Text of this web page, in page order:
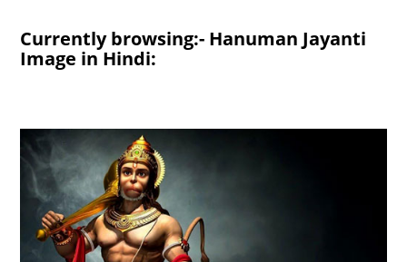
Currently browsing:- Hanuman Jayanti
Image in Hindi: